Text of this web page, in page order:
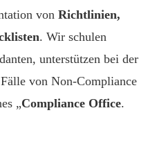
von Richtlinien,
. Wir schulen
unterstützen bei der
von Non-Compliance
„Compliance Office.